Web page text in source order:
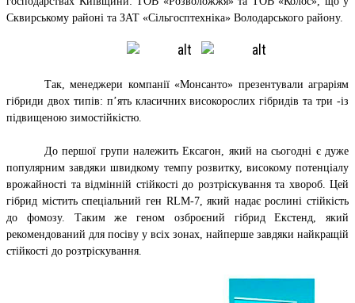
Сквирському районі та ЗАТ «Сільгосптехніка» Володарського району.
Так, менеджери компанії «Монсанто» презентували аграріям
гібриди двох типів: п’ять класичних високорослих гібридів та три -із
підвищеною зимостійкістю.
До першої групи належить Ексагон, який на сьогодні є дуже
популярним завдяки швидкому темпу розвитку, високому потенціалу
врожайності та відмінній стійкості до розтріскування та хвороб. Цей
гібрид містить спеціальний ген RLM-7, який надає рослині стійкість
до фомозу. Таким же геном озброєний гібрид Екстенд, який
рекомендований для посіву у всіх зонах, найперше завдяки найкращій
стійкості до розтріскування.